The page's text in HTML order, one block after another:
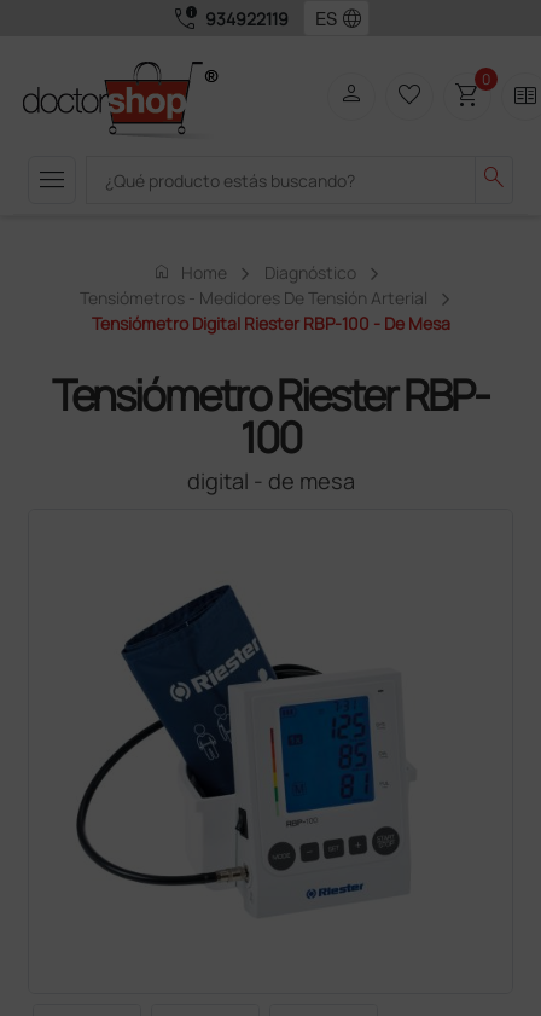
call_quality 934922119 language
menu search
person favorite_border shopping_cart0 two_pager
home Home
Diagnóstico
Tensiómetros - Medidores De Tensión Arterial
Tensiómetro Digital Riester RBP-100 - De Mesa
Tensiómetro Riester RBP-
100
digital - de mesa